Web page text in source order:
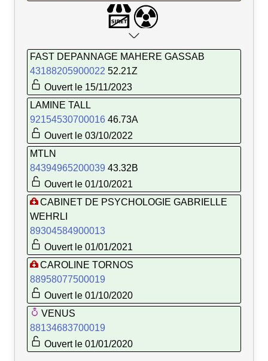
FAST DEPANNAGE MAHERE GASSAB
43188205900022 52.21Z
Ouvert le 15/11/2023
LAMINE TALL
92154530700016 46.73A
Ouvert le 03/10/2022
MTLN
84394965200039 43.32B
Ouvert le 01/10/2021
CABINET DE PSYCHOLOGIE GABRIELLE
WEHRLI
89304584900013
Ouvert le 01/01/2021
CAROLINE TORNOS
88958077500019
Ouvert le 01/10/2020
VENUS
88134683700019
Ouvert le 01/01/2020